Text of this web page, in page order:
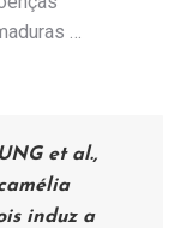
…
et al.,
induz a